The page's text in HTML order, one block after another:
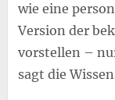
wie eine
Version der
vorstellen –
sagt die